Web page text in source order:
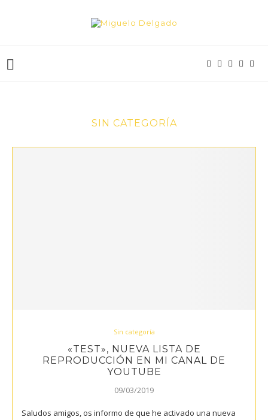
SIN CATEGORÍA
Sin categoría
«TEST», NUEVA LISTA DE
REPRODUCCIÓN EN MI CANAL DE
YOUTUBE
09/03/2019
Saludos amigos, os informo de que he activado una nueva